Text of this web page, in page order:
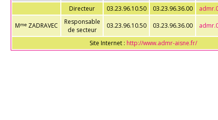
Directeur 03.23.96.10.50 03.23.96.36.00
MmeZADRAVEC
Responsable
de secteur
03.23.96.10.50 03.23.96.36.00
Site Internet : http://www.admr-aisne.fr/